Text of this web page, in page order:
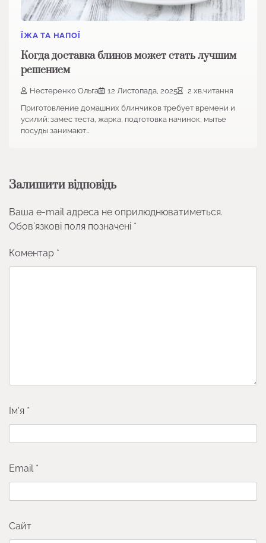
ЇЖА ТА НАПОЇ
Когда доставка блинов может стать лучшим
решением
Нестеренко Ольга 12 Листопада, 2025
2 хв.читання
Приготовление домашних блинчиков требует времени и
усилий: замес теста, жарка, подготовка начинок, мытье
посуды занимают…
Залишити відповідь
Ваша e-mail адреса не оприлюднюватиметься.
Обов’язкові поля позначені *
Коментар *
Ім'я *
Email *
Сайт